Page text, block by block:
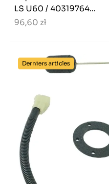
LS U60 / 40319764...
96,60 zł
Derniers articles